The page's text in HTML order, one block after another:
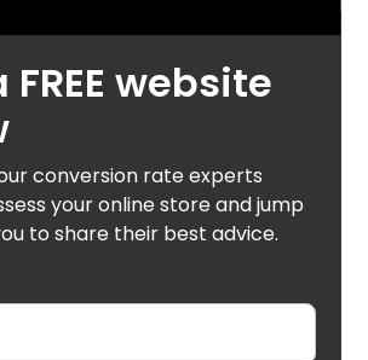
FREE website
conversion rate experts
your online store and jump
to share their best advice.